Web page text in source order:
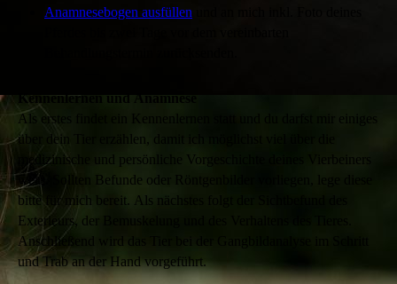
Anamnesebogen ausfüllen
Kennenlernen und Anamnese
Als erstes findet ein Kennenlernen statt und du darfst mir einiges
über dein Tier erzählen, damit ich möglichst viel über die
medizinische und persönliche Vorgeschichte deines Vierbeiners
weiß. Sollten Befunde oder Röntgenbilder vorliegen, lege diese
bitte für mich bereit. Als nächstes folgt der Sichtbefund des
Exterieurs, der Bemuskelung und des Verhaltens des Tieres.
Anschließend wird das Tier bei der Gangbildanalyse im Schritt
und Trab an der Hand vorgeführt.